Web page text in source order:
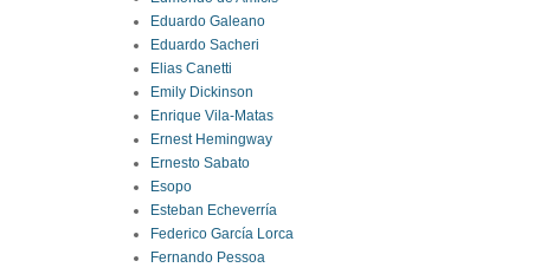
Eduardo Galeano
Eduardo Sacheri
Elias Canetti
Emily Dickinson
Enrique Vila-Matas
Ernest Hemingway
Ernesto Sabato
Esopo
Esteban Echeverría
Federico García Lorca
Fernando Pessoa